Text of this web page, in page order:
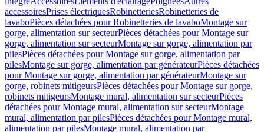
accessoiresPrises électriquesRobinetteriesRobinetteries de
lavaboPièces détachées pour Robinetteries de lavaboMontage sur
gorge, alimentation sur secteurPièces détachées pour Montage sur
gorge, alimentation sur secteurMontage sur gorge, alimentation par
pilesPièces détachées pour Montage sur gorge, alimentation par
pilesMontage sur gorge, alimentation par générateurPièces détachées
pour Montage sur gorge, alimentation par générateurMontage sur
gorge, robinets mitigeursPièces détachées pour Montage sur gorge,
robinets mitigeursMontage mural, alimentation sur secteurPièces
détachées pour Montage mural, alimentation sur secteurMontage
mural, alimentation par pilesPièces détachées pour Montage mural,
alimentation par pilesMontage mural, alimentation par